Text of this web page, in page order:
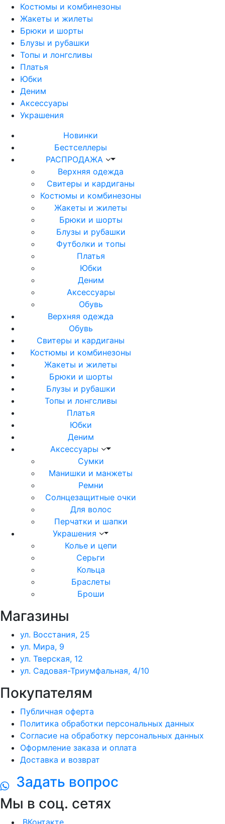
Костюмы и комбинезоны
Жакеты и жилеты
Брюки и шорты
Блузы и рубашки
Топы и лонгсливы
Платья
Юбки
Деним
Аксессуары
Украшения
Новинки
Бестселлеры
РАСПРОДАЖА
Верхняя одежда
Свитеры и кардиганы
Костюмы и комбинезоны
Жакеты и жилеты
Брюки и шорты
Блузы и рубашки
Футболки и топы
Платья
Юбки
Деним
Аксессуары
Обувь
Верхняя одежда
Обувь
Свитеры и кардиганы
Костюмы и комбинезоны
Жакеты и жилеты
Брюки и шорты
Блузы и рубашки
Топы и лонгсливы
Платья
Юбки
Деним
Аксессуары
Сумки
Манишки и манжеты
Ремни
Солнцезащитные очки
Для волос
Перчатки и шапки
Украшения
Колье и цепи
Серьги
Кольца
Браслеты
Броши
Магазины
ул. Восстания, 25
ул. Мира, 9
ул. Тверская, 12
ул. Садовая-Триумфальная, 4/10
Покупателям
Публичная оферта
Политика обработки персональных данных
Согласие на обработку персональных данных
Оформление заказа и оплата
Доставка и возврат
Задать вопрос
Мы в соц. сетях